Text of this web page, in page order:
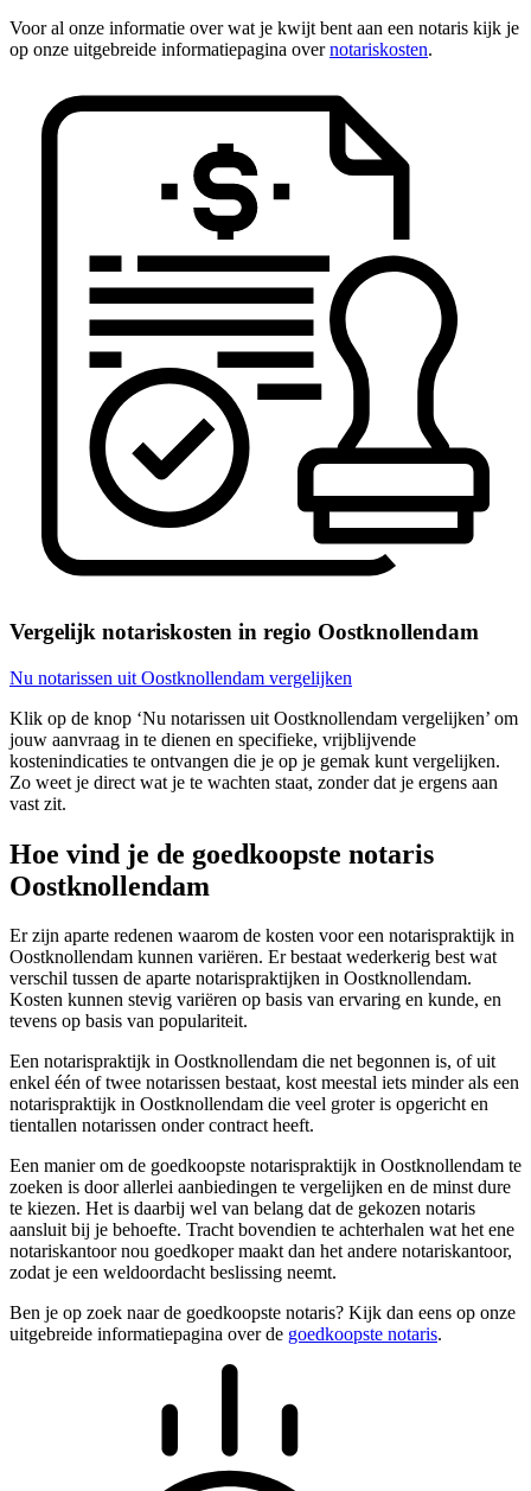
Voor al onze informatie over wat je kwijt bent aan een notaris kijk je
op onze uitgebreide informatiepagina overnotariskosten.
Vergelijk notariskosten in regio Oostknollendam
Nu notarissen uit Oostknollendam vergelijken
Klik op de knop ‘Nu notarissen uit Oostknollendam vergelijken’ om
jouw aanvraag in te dienen en specifieke, vrijblijvende
kostenindicaties te ontvangen die je op je gemak kunt vergelijken.
Zo weet je direct wat je te wachten staat, zonder dat je ergens aan
vast zit.
Hoe vind je de goedkoopste notaris
Oostknollendam
Er zijn aparte redenen waarom de kosten voor een notarispraktijk in
Oostknollendam kunnen variëren. Er bestaat wederkerig best wat
verschil tussen de aparte notarispraktijken in Oostknollendam.
Kosten kunnen stevig variëren op basis van ervaring en kunde, en
tevens op basis van populariteit.
Een notarispraktijk in Oostknollendam die net begonnen is, of uit
enkel één of twee notarissen bestaat, kost meestal iets minder als een
notarispraktijk in Oostknollendam die veel groter is opgericht en
tientallen notarissen onder contract heeft.
Een manier om de goedkoopste notarispraktijk in Oostknollendam te
zoeken is door allerlei aanbiedingen te vergelijken en de minst dure
te kiezen. Het is daarbij wel van belang dat de gekozen notaris
aansluit bij je behoefte. Tracht bovendien te achterhalen wat het ene
notariskantoor nou goedkoper maakt dan het andere notariskantoor,
zodat je een weldoordacht beslissing neemt.
Ben je op zoek naar de goedkoopste notaris? Kijk dan eens op onze
uitgebreide informatiepagina over de goedkoopste notaris.